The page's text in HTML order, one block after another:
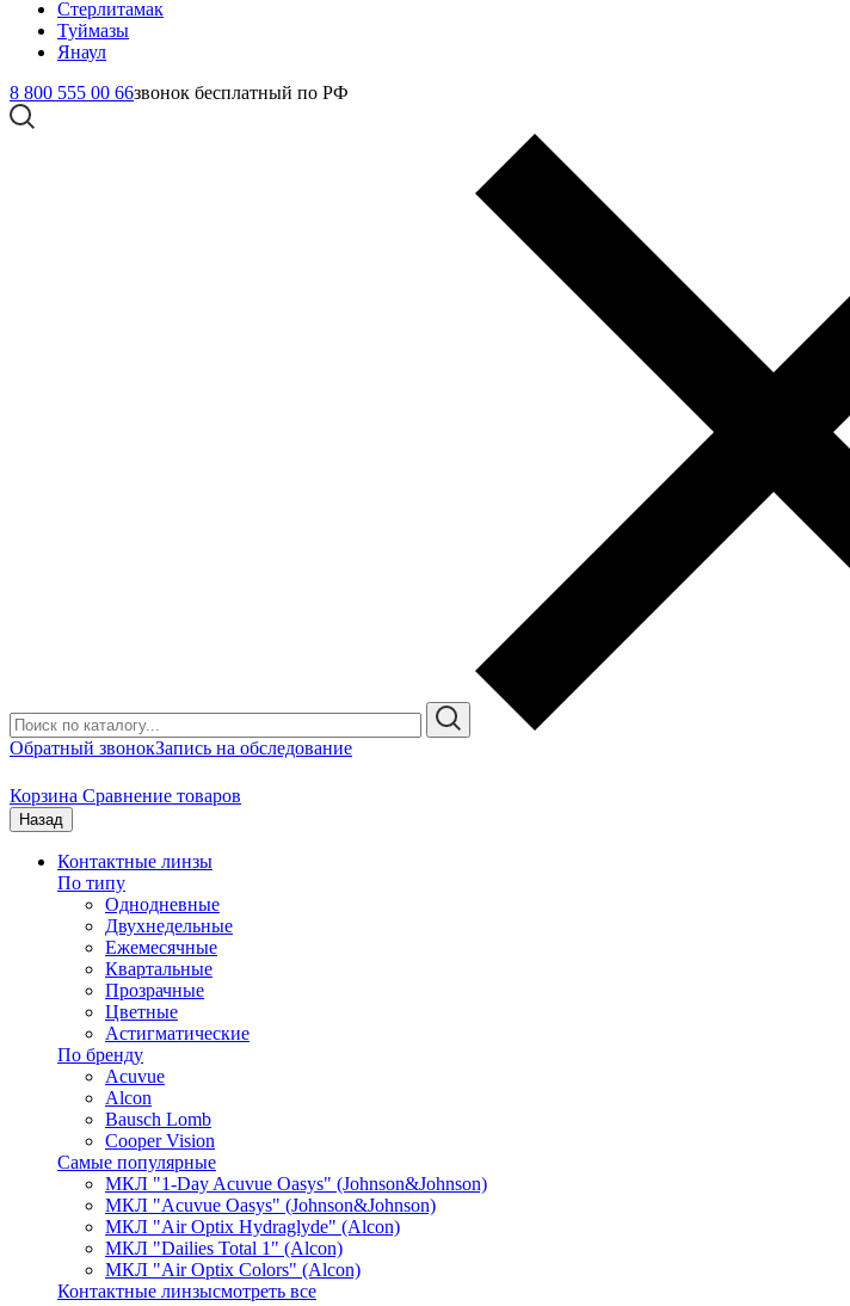
Стерлитамак
Туймазы
Янаул
8 800 555 00 66звонок бесплатный по РФ
Обратный звонокЗапись на обследование
Корзина Сравнение товаров
Назад
Контактные линзы
По типу
Однодневные
Двухнедельные
Ежемесячные
Квартальные
Прозрачные
Цветные
Астигматические
По бренду
Acuvue
Alcon
Bausch Lomb
Cooper Vision
Самые популярные
МКЛ "1-Day Acuvue Oasys" (Johnson&Johnson)
МКЛ "Acuvue Oasys" (Johnson&Johnson)
МКЛ "Air Optix Hydraglyde" (Alcon)
МКЛ "Dailies Total 1" (Alcon)
МКЛ "Air Optix Colors" (Alcon)
Контактные линзысмотреть все